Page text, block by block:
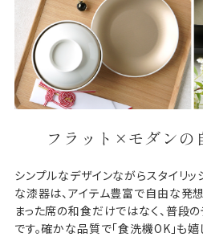
フラット×モダンの
シンプルなデザインながらスタイリ
な漆器は、アイテム豊富で自由な発
まった席の和食だけではなく、普段
です。確かな品質で「食洗機OK」も嬉